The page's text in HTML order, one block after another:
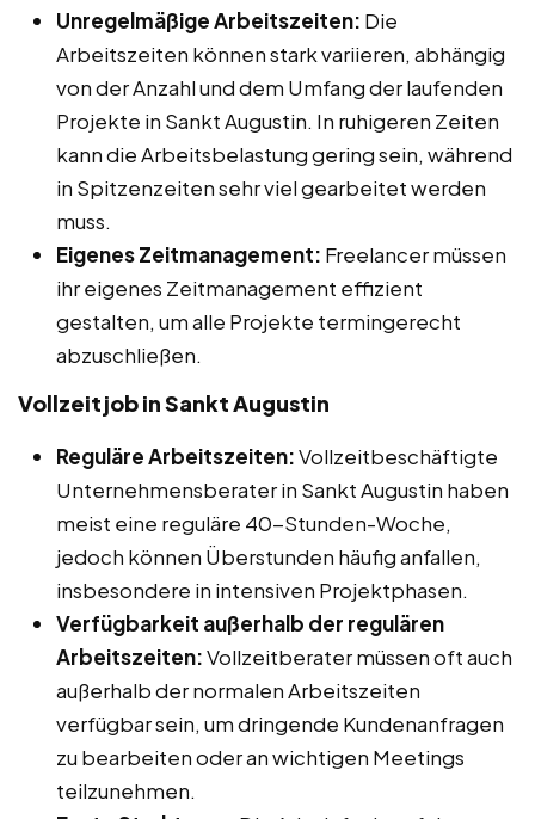
Unregelmäßige Arbeitszeiten: Die
Arbeitszeiten können stark variieren, abhängig
von der Anzahl und dem Umfang der laufenden
Projekte in Sankt Augustin. In ruhigeren Zeiten
kann die Arbeitsbelastung gering sein, während
in Spitzenzeiten sehr viel gearbeitet werden
muss.
Eigenes Zeitmanagement: Freelancer müssen
ihr eigenes Zeitmanagement effizient
gestalten, um alle Projekte termingerecht
abzuschließen.
Vollzeitjob in Sankt Augustin
Reguläre Arbeitszeiten:Vollzeitbeschäftigte
Unternehmensberater in Sankt Augustin haben
meist eine reguläre 40-Stunden-Woche,
jedoch können Überstunden häufig anfallen,
insbesondere in intensiven Projektphasen.
Verfügbarkeit außerhalb der regulären
Arbeitszeiten:Vollzeitberater müssen oft auch
außerhalb der normalen Arbeitszeiten
verfügbar sein, um dringende Kundenanfragen
zu bearbeiten oder an wichtigen Meetings
teilzunehmen.